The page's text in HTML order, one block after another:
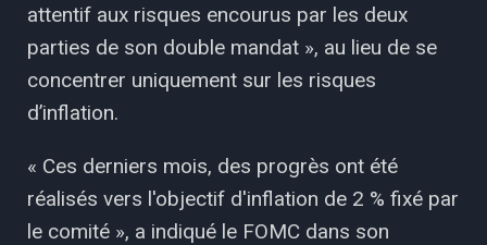
attentif aux risques encourus par les deux
parties de son double mandat », au lieu de se
concentrer uniquement sur les risques
d’inflation.
« Ces derniers mois, des progrès ont été
réalisés vers l'objectif d'inflation de 2 % fixé par
le comité », a indiqué le FOMC dans son